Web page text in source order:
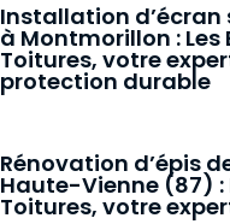
Installation d’écran
à Montmorillon : Les
Toitures, votre
protection durable
Rénovation d’épis
Haute-Vienne (87) :
Toitures, votre